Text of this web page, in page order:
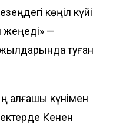
көңіл күйі
жеңеді» —
туған
алғашқы күнімен
Кенен